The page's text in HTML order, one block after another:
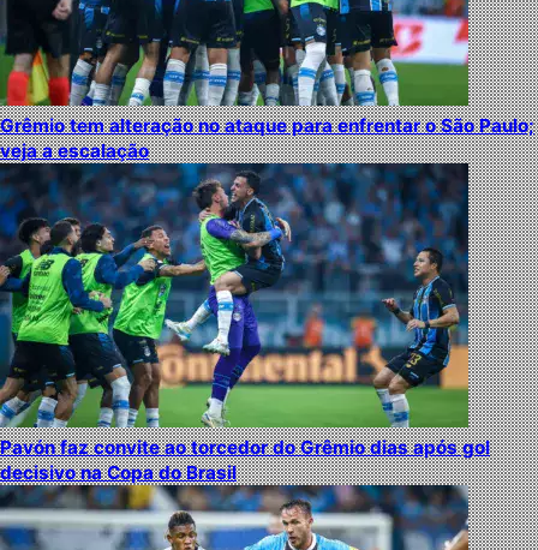
Grêmio tem alteração no ataque para enfrentar o São Paulo;
veja a escalação
Pavón faz convite ao torcedor do Grêmio dias após gol
decisivo na Copa do Brasil